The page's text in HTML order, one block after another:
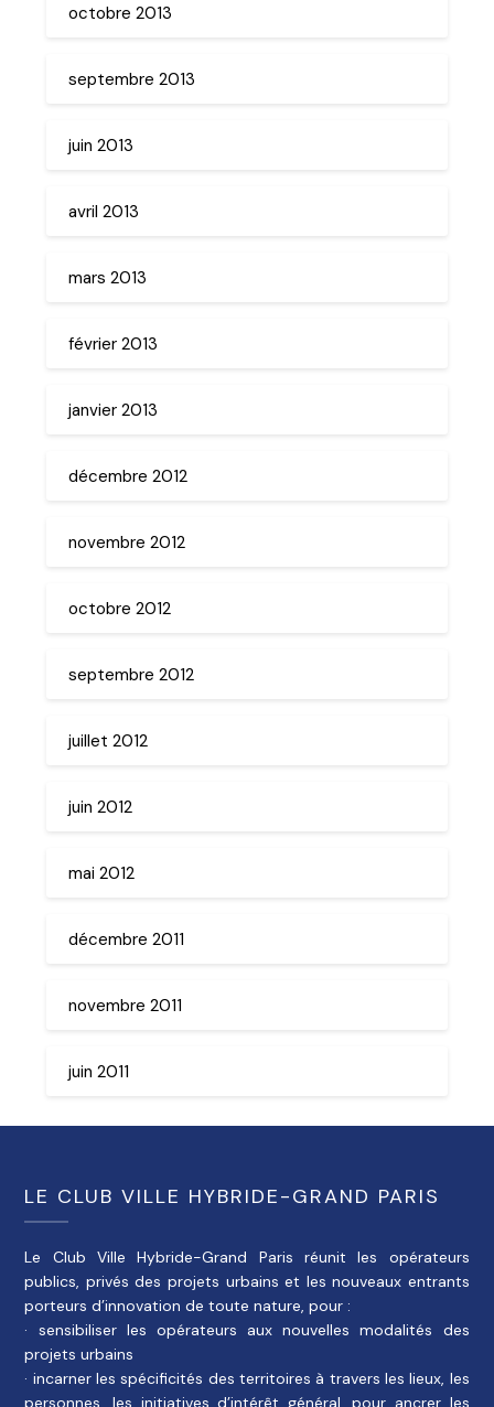
octobre 2013
septembre 2013
juin 2013
avril 2013
mars 2013
février 2013
janvier 2013
décembre 2012
novembre 2012
octobre 2012
septembre 2012
juillet 2012
juin 2012
mai 2012
décembre 2011
novembre 2011
juin 2011
LE CLUB VILLE HYBRIDE-GRAND PARIS
Le Club Ville Hybride-Grand Paris réunit les opérateurs
publics, privés des projets urbains et les nouveaux entrants
porteurs d’innovation de toute nature, pour :
· sensibiliser les opérateurs aux nouvelles modalités des
projets urbains
· incarner les spécificités des territoires à travers les lieux, les
personnes, les initiatives d’intérêt général, pour ancrer les